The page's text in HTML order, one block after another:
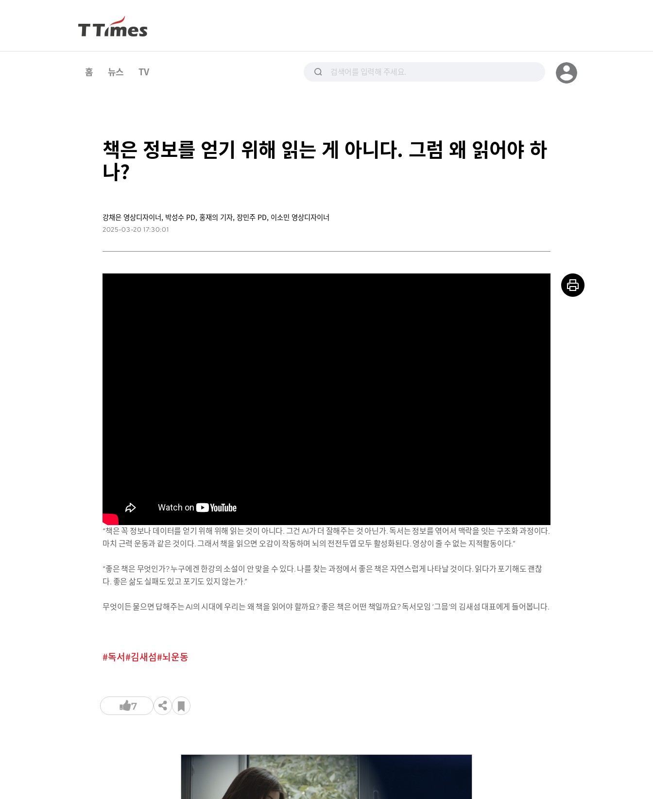
홈 뉴스 TV
책은 정보를 얻기 위해 읽는 게 아니다. 그럼 왜 읽어야 하
나?
“책은 꼭 정보나 데이터를 얻기 위해 위해 읽는 것이 아니다. 그건 AI가 더 잘해주는 것 아닌가. 독서는 정보를 엮어서 맥락을 잇는 구조화 과정이다.
마치 근력 운동과 같은 것이다. 그래서 책을 읽으면 오감이 작동하며 뇌의 전전두엽 모두 활성화된다. 영상이 줄 수 없는 지적활동이다.”
“좋은 책은 무엇인가? 누구에겐 한강의 소설이 안 맞을 수 있다. 나를 찾는 과정에서 좋은 책은 자연스럽게 나타날 것이다. 읽다가 포기해도 괜찮
다. 좋은 삶도 실패도 있고 포기도 있지 않는가.”
무엇이든 물으면 답해주는 AI의 시대에 우리는 왜 책을 읽어야 할까요? 좋은 책은 어떤 책일까요? 독서모임 ‘그믐’의 김새섬 대표에게 들어봅니다.
강채은 영상디자이너, 박성수 PD, 홍재의 기자, 장민주 PD, 이소민 영상디자이너
2025-03-20 17:30:01
7
독서 김새섬 뇌운동